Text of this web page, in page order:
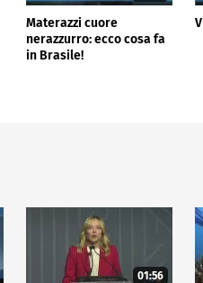
Materazzi cuore
nerazzurro: ecco cosa fa
in Brasile!
01:56